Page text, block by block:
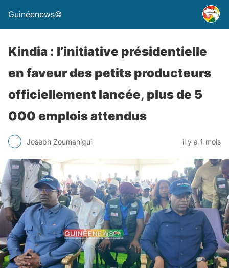
Guinéenews©
Kindia : l’initiative présidentielle
en faveur des petits producteurs
officiellement lancée, plus de 5
000 emplois attendus
Joseph Zoumanigui il y a 1 mois